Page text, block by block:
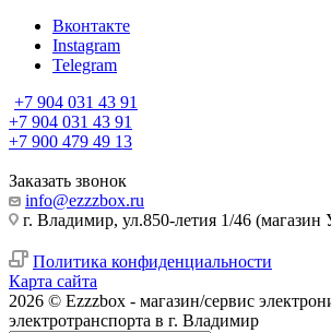
Вконтакте
Instagram
Telegram
+7 904 031 43 91
+7 904 031 43 91
+7 900 479 49 13
Заказать звонок
info@ezzzbox.ru
г. Владимир, ул.850-летия 1/46 (магазин
Политика конфиденциальности
Карта сайта
2026 © Ezzzbox - магазин/сервис
электротранспорта в г. Владимир